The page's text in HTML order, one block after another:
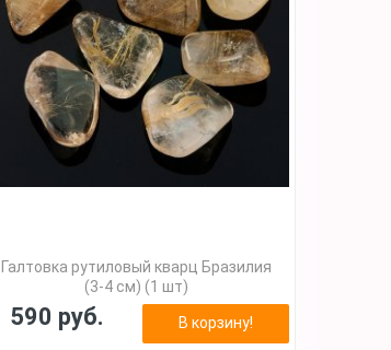
Галтовка рутиловый кварц Бразилия
(3-4 см) (1 шт)
590 руб. В корзину!